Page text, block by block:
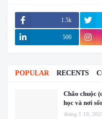
1.5k
500
POPULAR RECENTS
Chão chuộc
học và nơi
tháng 1 19,